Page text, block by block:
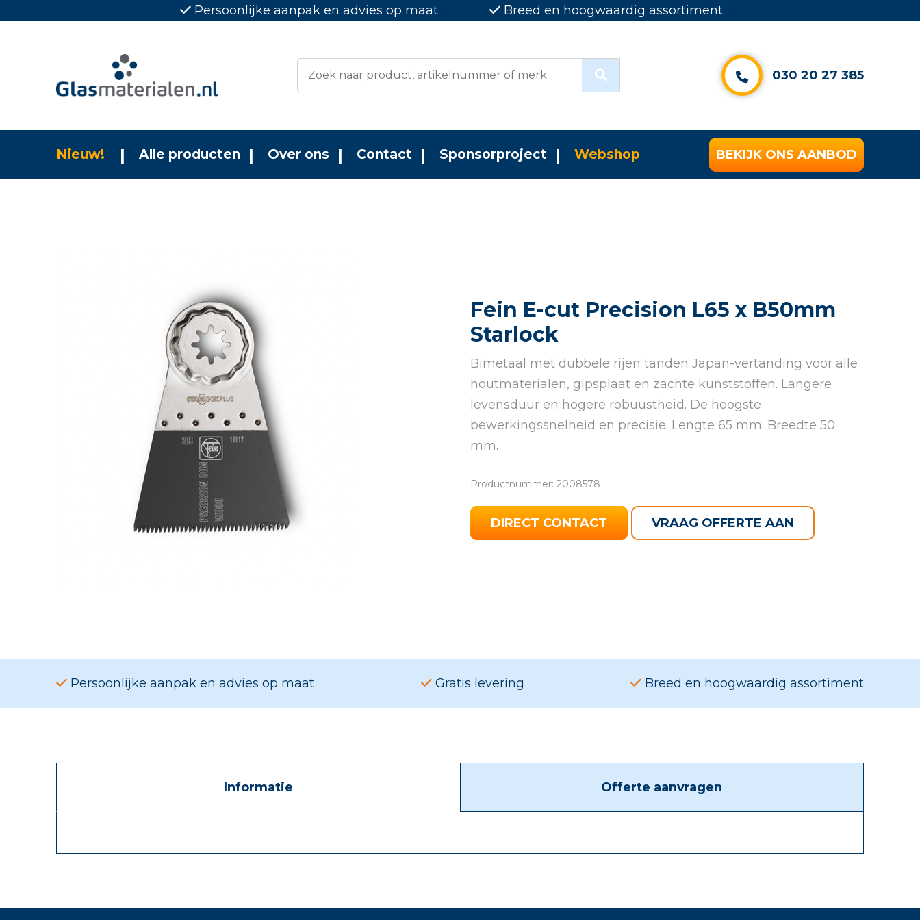
Persoonlijke aanpak en advies op maat Breed en hoogwaardig assortiment
030 20 27 385
Nieuw! Alle producten Over ons Contact Sponsorproject Webshop BEKIJK ONS AANBOD
Fein E-cut Precision L65 x B50mm
Starlock
Bimetaal met dubbele rijen tanden Japan-vertanding voor alle
houtmaterialen, gipsplaat en zachte kunststoffen. Langere
levensduur en hogere robuustheid. De hoogste
bewerkingssnelheid en precisie. Lengte 65 mm. Breedte 50
mm.
Productnummer: 2008578
DIRECT CONTACT VRAAG OFFERTE AAN
Persoonlijke aanpak en advies op maat Gratis levering Breed en hoogwaardig assortiment
Informatie Offerte aanvragen